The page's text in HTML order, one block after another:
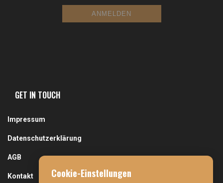
GET IN TOUCH
Impressum
Datenschutzerklärung
AGB
Kontakt Cookie-Einstellungen